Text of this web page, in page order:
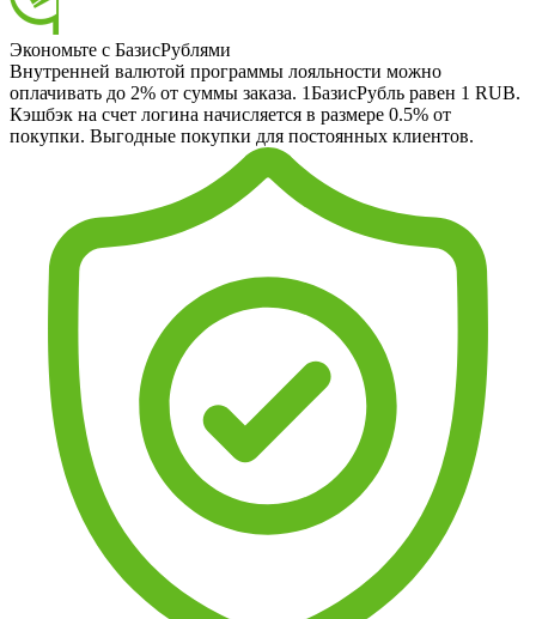
Экономьте с БазисРублями
Внутренней валютой программы лояльности можно
оплачивать до 2% от суммы заказа. 1БазисРубль равен 1 RUB.
Кэшбэк на счет логина начисляется в размере 0.5% от
покупки. Выгодные покупки для постоянных клиентов.